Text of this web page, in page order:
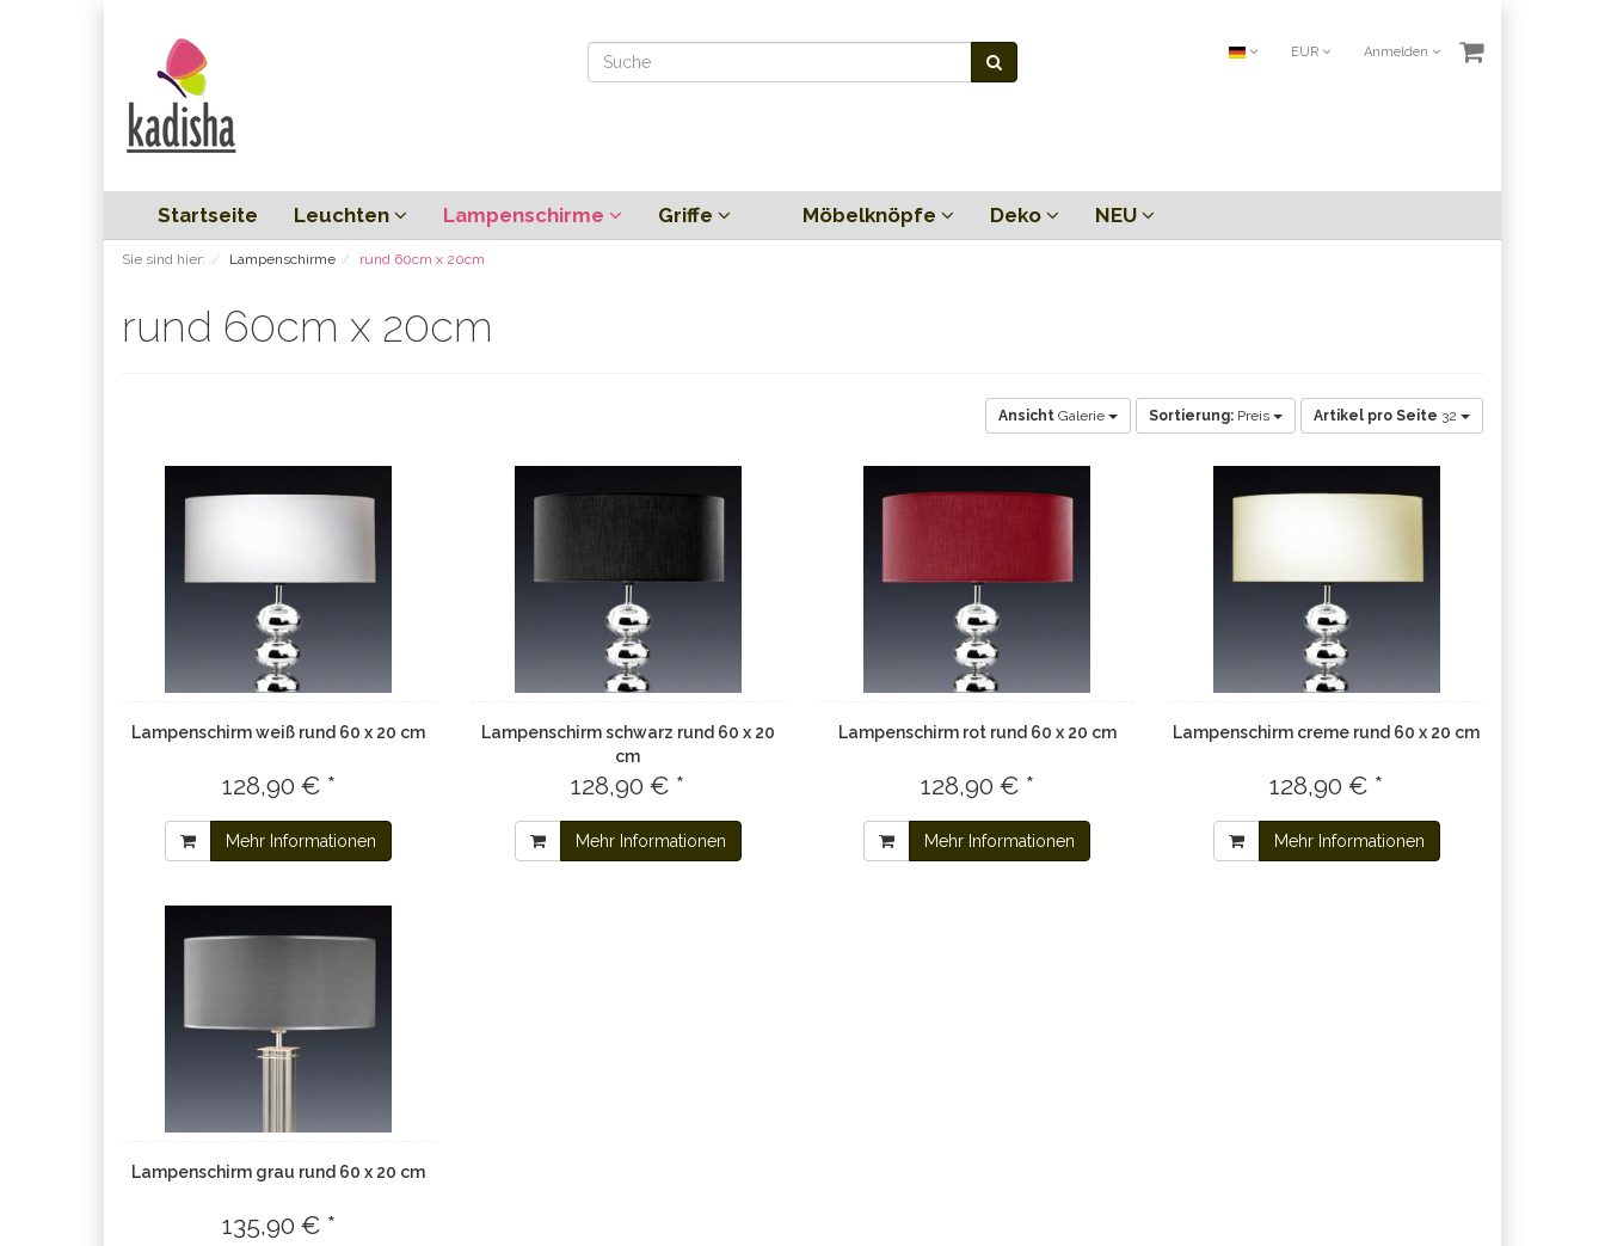
EUR Anmelden
Startseite Leuchten Lampenschirme Griffe Möbelknöpfe Deko NEU
Sie sind hier: Lampenschirme rund 60cm x 20cm
rund 60cm x 20cm
Ansicht Galerie Sortierung: Preis Artikel pro Seite 32
Lampenschirm weiß rund 60 x 20 cm
128,90 € *
Mehr Informationen
Lampenschirm schwarz rund 60 x 20
cm
128,90 € *
Mehr Informationen
Lampenschirm rot rund 60 x 20 cm
128,90 € *
Mehr Informationen
Lampenschirm creme rund 60 x 20 cm
128,90 € *
Mehr Informationen
Lampenschirm grau rund 60 x 20 cm
135,90 € *